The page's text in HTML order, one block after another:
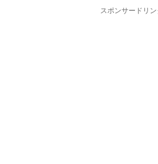
スポンサードリン